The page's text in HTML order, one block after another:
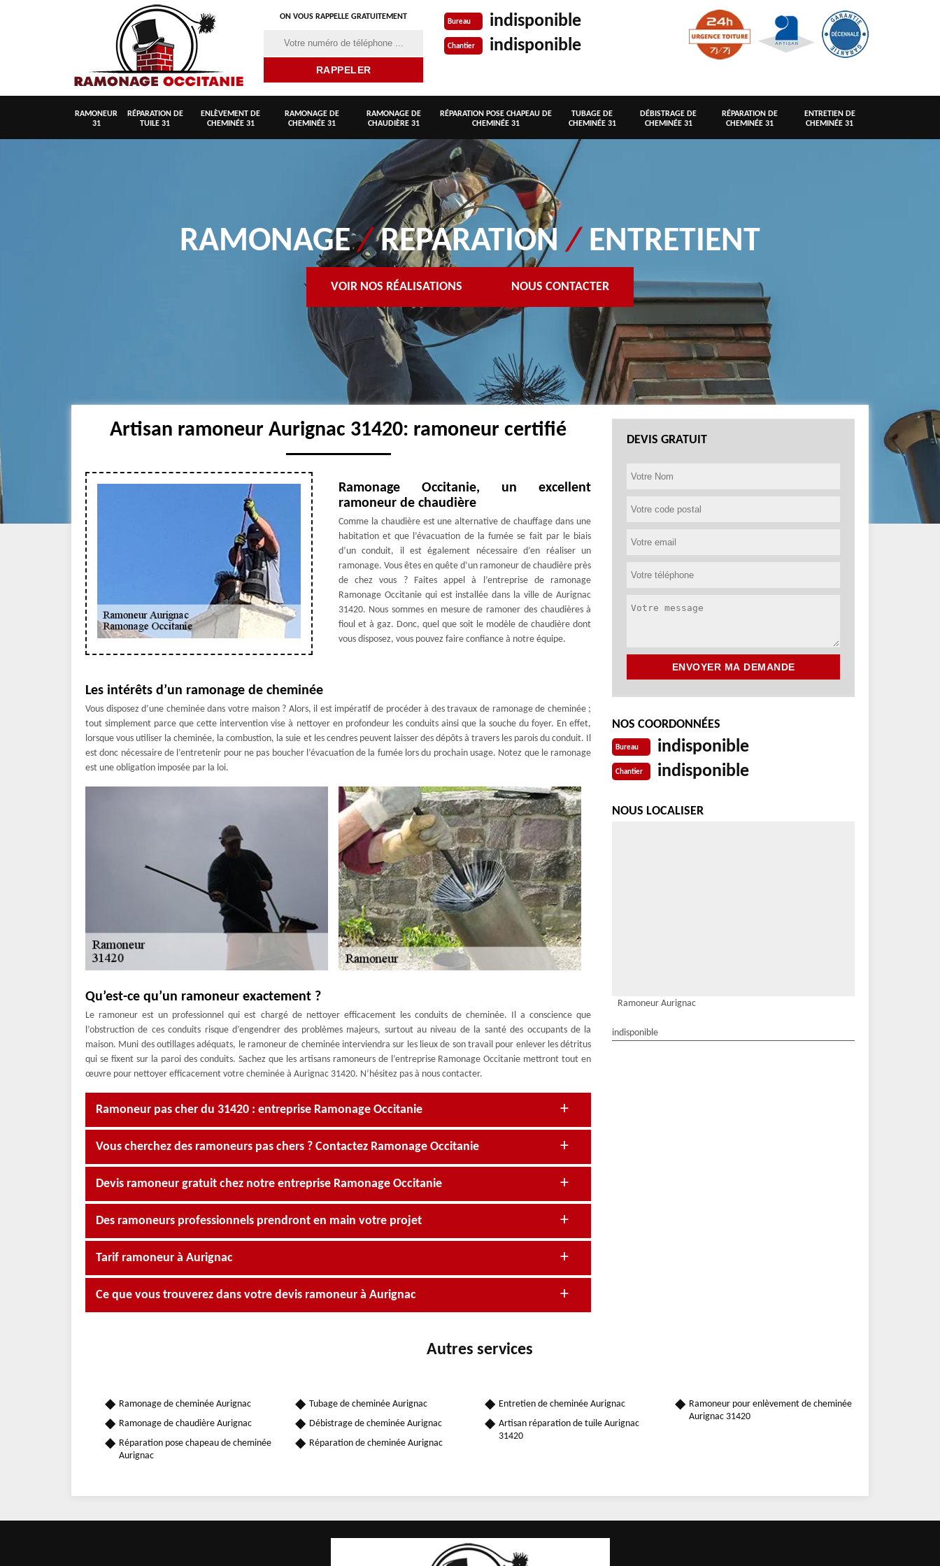
ON VOUS RAPPELLE GRATUITEMENT
Bureau indisponible
Chantier indisponible
RAMONEUR
31
RÉPARATION DE
TUILE 31
ENLÈVEMENT DE
CHEMINÉE 31
RAMONAGE DE
CHEMINÉE 31
RAMONAGE DE
CHAUDIÈRE 31
RÉPARATION POSE CHAPEAU DE
CHEMINÉE 31
TUBAGE DE
CHEMINÉE 31
DÉBISTRAGE DE
CHEMINÉE 31
RÉPARATION DE
CHEMINÉE 31
ENTRETIEN DE
CHEMINÉE 31
RAMONAGE/REPARATION/ ENTRETIENT
VOIR NOS RÉALISATIONS NOUS CONTACTER
Artisan ramoneur Aurignac 31420: ramoneur certifié
Ramonage Occitanie, un excellent
ramoneur de chaudière
Comme la chaudière est une alternative de chauffage dans une
habitation et que l’évacuation de la fumée se fait par le biais
d’un conduit, il est également nécessaire d’en réaliser un
ramonage. Vous êtes en quête d’un ramoneur de chaudière près
de chez vous ? Faites appel à l’entreprise de ramonage
Ramonage Occitanie qui est installée dans la ville de Aurignac
31420. Nous sommes en mesure de ramoner des chaudières à
fioul et à gaz. Donc, quel que soit le modèle de chaudière dont
vous disposez, vous pouvez faire confiance à notre équipe.
Les intérêts d’un ramonage de cheminée
Vous disposez d’une cheminée dans votre maison ? Alors, il est impératif de procéder à des travaux de ramonage de cheminée ;
tout simplement parce que cette intervention vise à nettoyer en profondeur les conduits ainsi que la souche du foyer. En effet,
lorsque vous utiliser la cheminée, la combustion, la suie et les cendres peuvent laisser des dépôts à travers les parois du conduit. Il
est donc nécessaire de l’entretenir pour ne pas boucher l’évacuation de la fumée lors du prochain usage. Notez que le ramonage
est une obligation imposée par la loi.
Qu’est-ce qu’un ramoneur exactement ?
Le ramoneur est un professionnel qui est chargé de nettoyer efficacement les conduits de cheminée. Il a conscience que
l’obstruction de ces conduits risque d’engendrer des problèmes majeurs, surtout au niveau de la santé des occupants de la
maison. Muni des outillages adéquats, le ramoneur de cheminée interviendra sur les lieux de son travail pour enlever les détritus
qui se fixent sur la paroi des conduits. Sachez que les artisans ramoneurs de l’entreprise Ramonage Occitanie mettront tout en
œuvre pour nettoyer efficacement votre cheminée à Aurignac 31420. N’hésitez pas à nous contacter.
Ramoneur pas cher du 31420 : entreprise Ramonage Occitanie
Vous cherchez des ramoneurs pas chers ? Contactez Ramonage Occitanie
Devis ramoneur gratuit chez notre entreprise Ramonage Occitanie
Des ramoneurs professionnels prendront en main votre projet
Tarif ramoneur à Aurignac
Ce que vous trouverez dans votre devis ramoneur à Aurignac
DEVIS GRATUIT
NOS COORDONNÉES
Bureau indisponible
Chantier indisponible
NOUS LOCALISER
Ramoneur Aurignac
indisponible
Autres services
Ramonage de cheminée Aurignac
Ramonage de chaudière Aurignac
Réparation pose chapeau de cheminée
Aurignac
Tubage de cheminée Aurignac
Débistrage de cheminée Aurignac
Réparation de cheminée Aurignac
Entretien de cheminée Aurignac
Artisan réparation de tuile Aurignac
31420
Ramoneur pour enlèvement de cheminée
Aurignac 31420